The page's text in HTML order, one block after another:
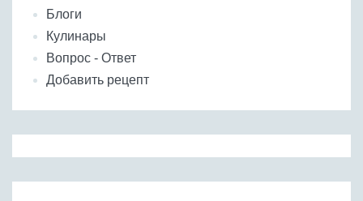
Блоги
Кулинары
Вопрос - Ответ
Добавить рецепт